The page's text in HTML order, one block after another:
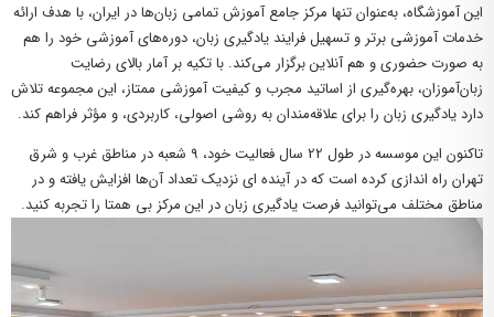
این آموزشگاه، به‌عنوان تنها مرکز جامع آموزش تمامی زبان‌ها در ایران، با هدف ارائه
خدمات آموزشی برتر و تسهیل فرایند یادگیری زبان، دوره‌های آموزشی خود را هم
به صورت حضوری و هم آنلاین برگزار می‌کند. با تکیه بر آمار بالای رضایت
زبان‌آموزان، بهره‌گیری از اساتید مجرب و کیفیت آموزشی ممتاز، این مجموعه تلاش
دارد یادگیری زبان را برای علاقه‌مندان به روشی اصولی، کاربردی، و مؤثر فراهم کند.
تاکنون این موسسه در طول 22 سال فعالیت خود، 9 شعبه در مناطق غرب و شرق
تهران راه اندازی کرده است که در آینده ای نزدیک تعداد آن‌ها افزایش یافته و در
مناطق مختلف می‌توانید فرصت یادگیری زبان در این مرکز بی همتا را تجربه کنید.